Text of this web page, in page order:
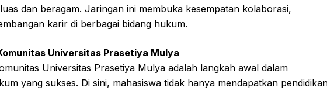
dan beragam. Jaringan ini membuka kesempatan kolaborasi,
karir di berbagai bidang hukum.
Universitas Prasetiya Mulya
Universitas Prasetiya Mulya adalah langkah awal dalam
yang sukses. Di sini, mahasiswa tidak hanya mendapatkan